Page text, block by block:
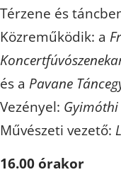
Térzene és
Közreműködik: a
és a Pavane
Vezényel:
Művészeti vezető:
16.00 órakor